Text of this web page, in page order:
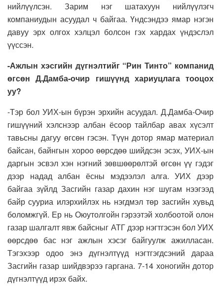
нийлүүлсэн. Зарим нэг шатахуун нийлүүлэгч
компаниудын асуудал ч байгаа. Үндсэндээ ямар нэгэн
давуу эрх олгох хэлцэл болсон гэх хардах үндэслэл
үүссэн.
-Ажлын хэсгийн дүгнэлтийг “Рин Тинто” компанид
өгсөн Д.Дамба-очир гишүүнд хариуцлага тооцох
уу?
-Тэр бол УИХ-ын бүрэн эрхийн асуудал. Д.Дамба-Очир
гишүүний хэлснээр албан ёсоор тайлбар авах хүсэлт
тавьсны дагуу өгсөн гэсэн. Түүн дотор ямар материал
байсан, байнгын хороо өөрсдөө шийдсэн эсэх, УИХ-ын
даргын эсвэл хэн нэгний зөвшөөрөлтэй өгсөн үү гэдэг
дээр надад албан ёсны мэдээлэл алга. УИХ дээр
байгаа зүйлд Засгийн газар дахин нэг шугам нээгээд
байр сууриа илэрхийлэх нь нэгдмэл төр засгийн хувьд
боломжгүй. Ер нь Оюутолгойн гэрээтэй холбоотой олон
газар шалгалт явж байсныг АТГ дээр нэгтгэсэн бол УИХ
өөрсдөө бас нэг ажлын хэсэг байгуулж ажилласан.
Тэгэхээр одоо энэ дүгнэлтүүд нэгтгэгдсэний дараа
Засгийн газар шийдвэрээ гаргана. 7-14 хоногийн дотор
дүгнэлтүүд ирэх байх.